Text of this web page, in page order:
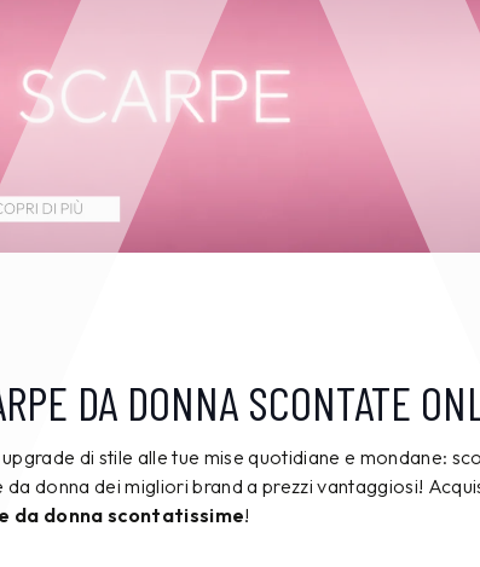
DA DONNA SCONTATE
upgrade di stile alle tue mise quotidiane e mondane:
da donna dei migliori brand a prezzi vantaggiosi!
da donna scontatissime!